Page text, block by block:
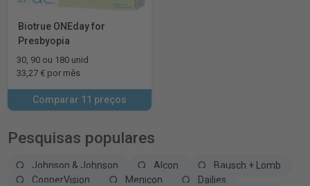
Biotrue ONEday for
Presbyopia
30, 90 ou 180 unid
33,27 € por mês
Comparar 11 preços
Pesquisas populares
Johnson & Johnson Alcon
Bausch + Lomb
CooperVision
Menicon
Dailies